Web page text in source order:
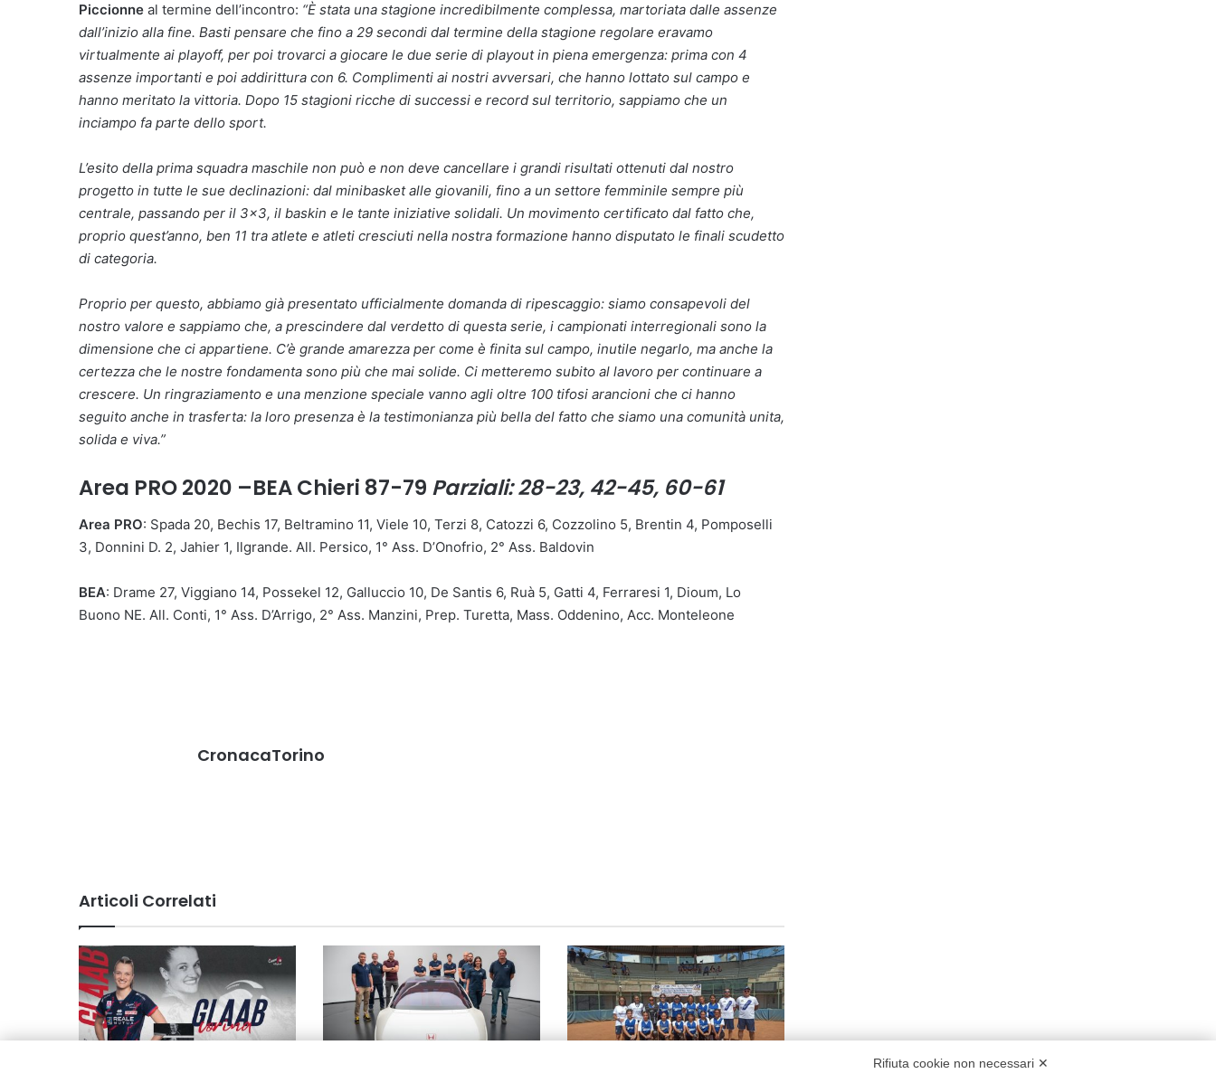
Piccionne al termine dell’incontro: “È stata una stagione incredibilmente complessa, martoriata dalle assenze
dall’inizio alla fine. Basti pensare che fino a 29 secondi dal termine della stagione regolare eravamo
virtualmente ai playoff, per poi trovarci a giocare le due serie di playout in piena emergenza: prima con 4
assenze importanti e poi addirittura con 6. Complimenti ai nostri avversari, che hanno lottato sul campo e
hanno meritato la vittoria. Dopo 15 stagioni ricche di successi e record sul territorio, sappiamo che un
inciampo fa parte dello sport.
L’esito della prima squadra maschile non può e non deve cancellare i grandi risultati ottenuti dal nostro
progetto in tutte le sue declinazioni: dal minibasket alle giovanili, fino a un settore femminile sempre più
centrale, passando per il 3×3, il baskin e le tante iniziative solidali. Un movimento certificato dal fatto che,
proprio quest’anno, ben 11 tra atlete e atleti cresciuti nella nostra formazione hanno disputato le finali scudetto
di categoria.
Proprio per questo, abbiamo già presentato ufficialmente domanda di ripescaggio: siamo consapevoli del
nostro valore e sappiamo che, a prescindere dal verdetto di questa serie, i campionati interregionali sono la
dimensione che ci appartiene. C’è grande amarezza per come è finita sul campo, inutile negarlo, ma anche la
certezza che le nostre fondamenta sono più che mai solide. Ci metteremo subito al lavoro per continuare a
crescere. Un ringraziamento e una menzione speciale vanno agli oltre 100 tifosi arancioni che ci hanno
seguito anche in trasferta: la loro presenza è la testimonianza più bella del fatto che siamo una comunità unita,
solida e viva.”
Area PRO 2020 –BEA Chieri 87-79 Parziali: 28-23, 42-45, 60-61
Area PRO: Spada 20, Bechis 17, Beltramino 11, Viele 10, Terzi 8, Catozzi 6, Cozzolino 5, Brentin 4, Pomposelli
3, Donnini D. 2, Jahier 1, Ilgrande. All. Persico, 1° Ass. D’Onofrio, 2° Ass. Baldovin
BEA: Drame 27, Viggiano 14, Possekel 12, Galluccio 10, De Santis 6, Ruà 5, Gatti 4, Ferraresi 1, Dioum, Lo
Buono NE. All. Conti, 1° Ass. D’Arrigo, 2° Ass. Manzini, Prep. Turetta, Mass. Oddenino, Acc. Monteleone
CronacaTorino
Articoli Correlati
Rifiuta cookie non necessari ✕